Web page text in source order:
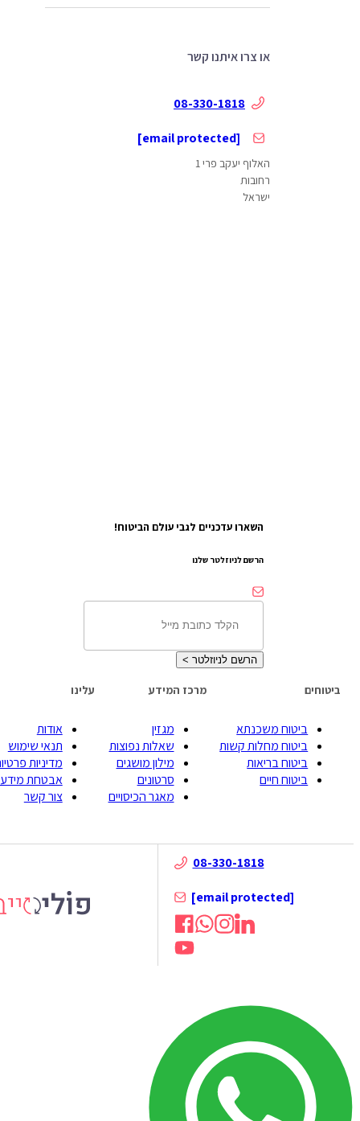
או צרו איתנו קשר
08-330-1818
האלוף יעקב פרי 1
השארו עדכניים לגבי עולם הביטוח!
הרשם לניוזלטר שלנו
הרשם לניוזלטר >
ביטוח משכנתא
ביטוח מחלות קשות
ביטוח בריאות
ביטוח חיים
מרכז המידע
שאלות נפוצות
מילון מושגים
סרטונים
מאגר הכיסויים
אודות
תנאי שימוש
מדיניות פרטיות
אבטחת מידע
צור קשר
08-330-1818
[email protected]